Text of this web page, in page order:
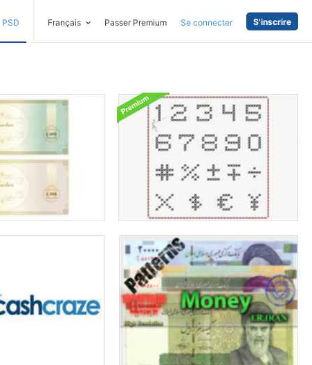
PSD Français Passer Premium Se connecter S'inscrire